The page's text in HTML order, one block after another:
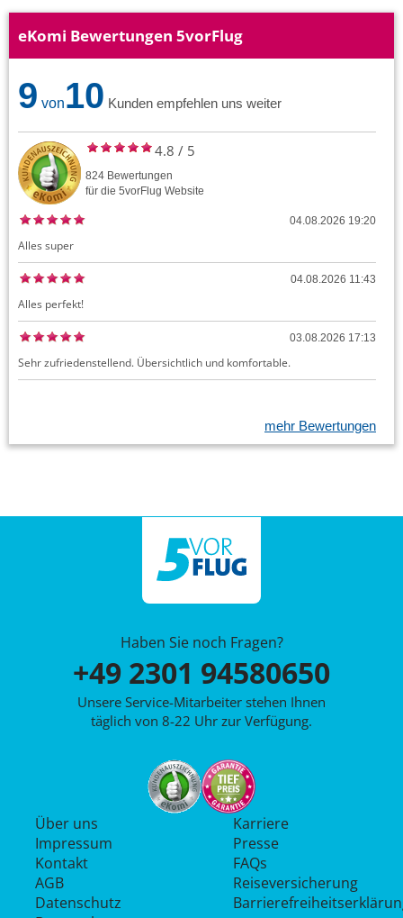
eKomi Bewertungen 5vorFlug
9 von10 Kunden empfehlen uns weiter
4.8 / 5
824 Bewertungen
für die 5vorFlug Website
04.08.2026 19:20
Alles super
04.08.2026 11:43
Alles perfekt!
03.08.2026 17:13
Sehr zufriedenstellend. Übersichtlich und komfortable.
mehr Bewertungen
Haben Sie noch Fragen?
+49 2301 94580650
Unsere Service-Mitarbeiter stehen Ihnen
täglich von 8-22 Uhr zur Verfügung.
Über uns
Impressum
Kontakt
AGB
Datenschutz
Karriere
Presse
FAQs
Reiseversicherung